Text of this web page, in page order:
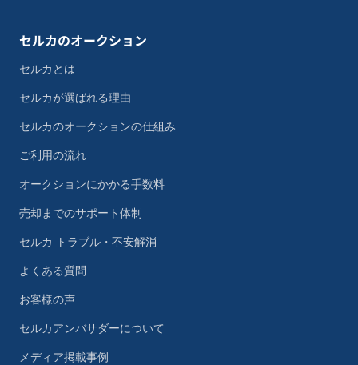
セルカのオークション
セルカとは
セルカが選ばれる理由
セルカのオークションの仕組み
ご利用の流れ
オークションにかかる手数料
売却までのサポート体制
セルカ トラブル・不安解消
よくある質問
お客様の声
セルカアンバサダーについて
メディア掲載事例